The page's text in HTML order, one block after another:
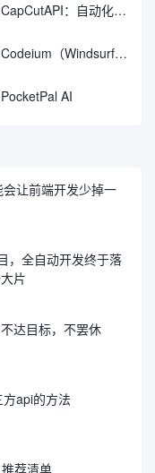
CapCutAPI：自动化控制CapCut视频剪辑的开源工具
Codeium（Windsurf Editor）：免费的AI代码补全与聊天工具，Windsurf以对话方式编写完整项目代码
PocketPal AI
让前端开发少掉一
，全自动开发终于落
片
达目标，不罢休
api的方法
荐清单